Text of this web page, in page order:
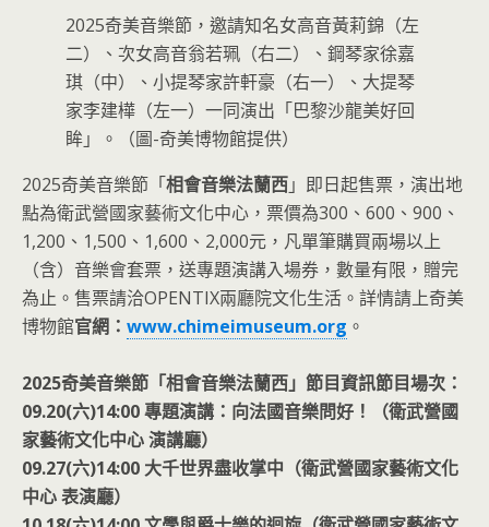
2025奇美音樂節，邀請知名女高音黃莉錦（左
二）、次女高音翁若珮（右二）、鋼琴家徐嘉
琪（中）、小提琴家許軒豪（右一）、大提琴
家李建樺（左一）一同演出「巴黎沙龍美好回
眸」。（圖-奇美博物館提供）
2025奇美音樂節「相會音樂法蘭西」即日起售票，演出地
點為衛武營國家藝術文化中心，票價為300、600、900、
1,200、1,500、1,600、2,000元，凡單筆購買兩場以上
（含）音樂會套票，送專題演講入場券，數量有限，贈完
為止。售票請洽OPENTIX兩廳院文化生活。詳情請上奇美
博物館官網： www.chimeimuseum.org 。
2025奇美音樂節「相會音樂法蘭西」節目資訊節目場次：
09.20(六)14:00 專題演講：向法國音樂問好！（衛武營國
家藝術文化中心 演講廳）
09.27(六)14:00 大千世界盡收掌中（衛武營國家藝術文化
中心 表演廳）